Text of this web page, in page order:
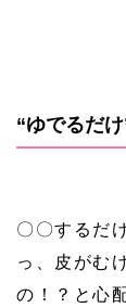
“ゆでるだ
〇〇するだ
っ、皮がむ
の！？と心